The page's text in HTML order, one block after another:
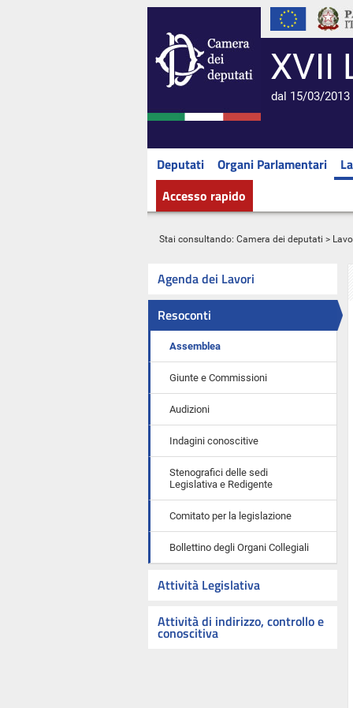
XVII
dal 15/03/
Deputati Organi Parlamentari
Accesso rapido
Stai consultando: Camera dei deputati >
Agenda dei Lavori
Resoconti
Assemblea
Giunte e Commissioni
Audizioni
Indagini conoscitive
Stenografici delle sedi
Legislativa e Redigente
Comitato per la legislazione
Bollettino degli Organi Collegiali
Attività Legislativa
Attività di indirizzo, controllo e
conoscitiva